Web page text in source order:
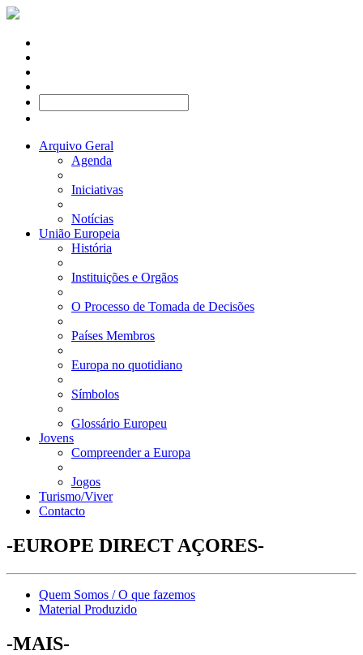
Arquivo Geral
Agenda
Iniciativas
Notícias
União Europeia
História
Instituições e Orgãos
O Processo de Tomada de Decisões
Países Membros
Europa no quotidiano
Símbolos
Glossário Europeu
Jovens
Compreender a Europa
Jogos
Turismo/Viver
Contacto
-EUROPE DIRECT AÇORES-
Quem Somos / O que fazemos
Material Produzido
-MAIS-